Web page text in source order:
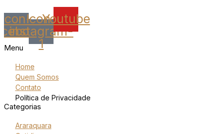
Icon-Icon-
instagram-
1
Youtube
Menu
Home
Quem Somos
Contato
Política de Privacidade
Categorias
Araraquara